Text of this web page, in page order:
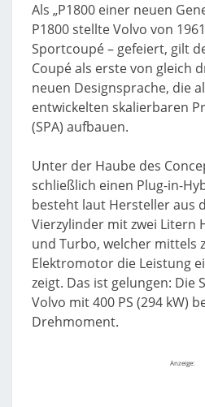
Als „P1800 einer neuen
P1800 stellte Volvo von
Sportcoupé – gefeiert, gilt
Coupé als erste von gleich
neuen Designsprache, die
entwickelten skalierbaren
(SPA) aufbauen.
Unter der Haube des
schließlich einen Plug-in-
besteht laut Hersteller aus
Vierzylinder mit zwei Litern
und Turbo, welcher mittels
Elektromotor die Leistung
zeigt. Das ist gelungen: Die
Volvo mit 400 PS (294 kW)
Drehmoment.
Anzeige: